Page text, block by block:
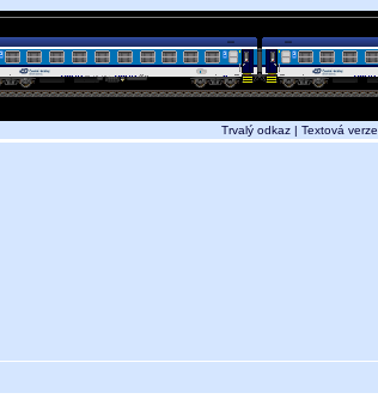
Trvalý odkaz | Textová verze